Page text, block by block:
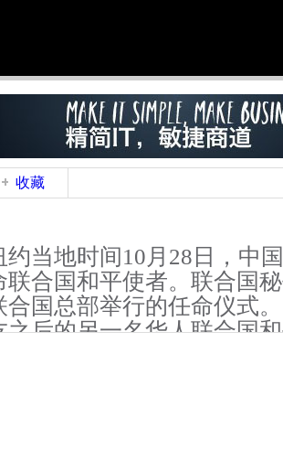
收藏
地时间10月28日，中
联合国和平使者。联合国
合国总部举行的任命仪式
之后的另一名华人联合国